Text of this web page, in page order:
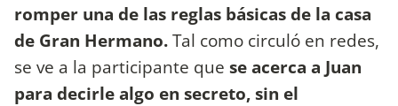
romper una de las reglas básicas de la casa
de Gran Hermano.Tal como circuló en redes,
se ve a la participante que se acerca a Juan
para decirle algo en secreto, sin el